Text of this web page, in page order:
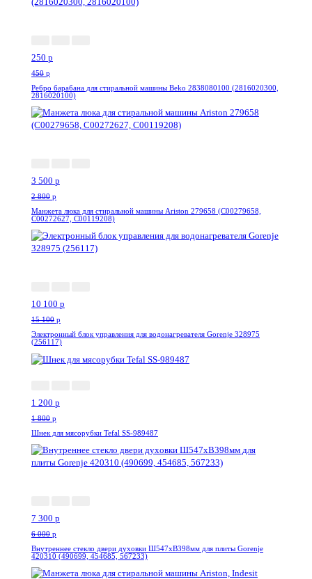
250 p
450 p
Ребро барабана для стиральной машины Beko 2838080100 (2816020300,
2816020100)
3 500 p
2 800 p
Манжета люка для стиральной машины Ariston 279658 (C00279658,
C00272627, C00119208)
10 100 p
15 100 p
Электронный блок управления для водонагревателя Gorenje 328975
(256117)
1 200 p
1 800 p
Шнек для мясорубки Tefal SS-989487
7 300 p
6 000 p
Внутреннее стекло двери духовки Ш547хВ398мм для плиты Gorenje
420310 (490699, 454685, 567233)